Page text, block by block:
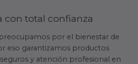
con total confianza
por el bienestar de
eso garantizamos productos
y atención profesional en